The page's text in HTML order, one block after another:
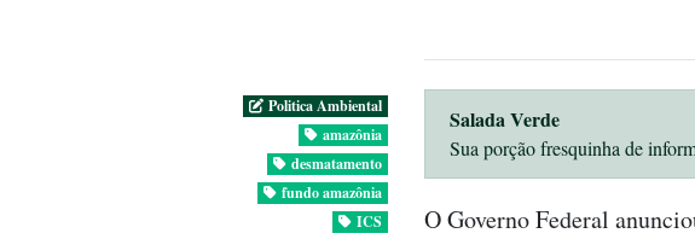
Politica Ambiental
amazônia
desmatamento
fundo amazônia
ICS
Salada Verde
Sua porção fresquinha de
O Governo Federal